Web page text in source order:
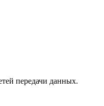
передачи данных.